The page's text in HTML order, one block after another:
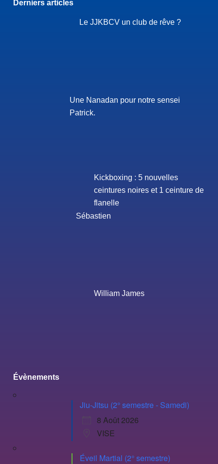
Derniers articles
Le JJKBCV un club de rêve ?
Une Nanadan pour notre sensei
Patrick.
Kickboxing : 5 nouvelles
ceintures noires et 1 ceinture de
flanelle
Sébastien
William James
Évènements
Jiu-Jitsu (2° semestre - Samedi)
8 Août 2026
VISE
Éveil Martial (2° semestre)